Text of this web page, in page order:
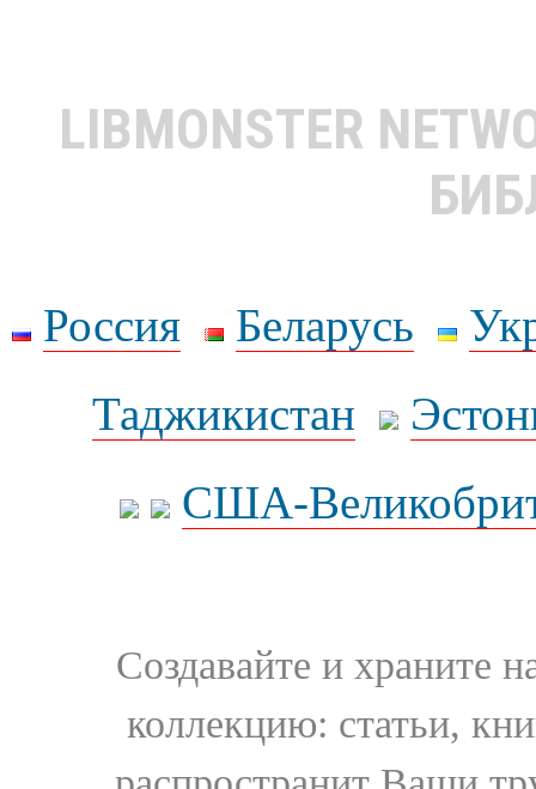
LIBMONSTER
Россия Беларусь
Таджикистан
США-
Создавайте и храните
коллекцию: статьи,